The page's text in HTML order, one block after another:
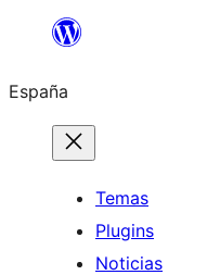
Saltar
contenido
España
Temas
Plugins
Noticias